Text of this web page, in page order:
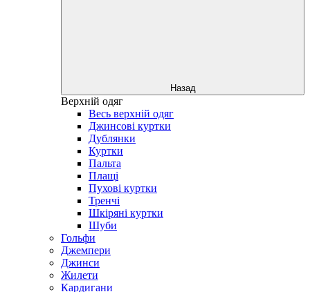
Назад
Верхній одяг
Весь верхній одяг
Джинсові куртки
Дублянки
Куртки
Пальта
Плащі
Пухові куртки
Тренчі
Шкіряні куртки
Шуби
Гольфи
Джемпери
Джинси
Жилети
Кардигани